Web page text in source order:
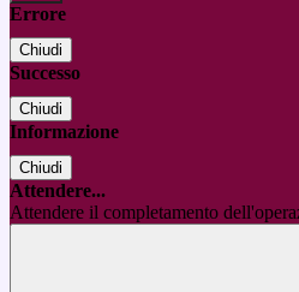
Errore
Chiudi
Successo
Chiudi
Informazione
Chiudi
Attendere...
Attendere il completamento